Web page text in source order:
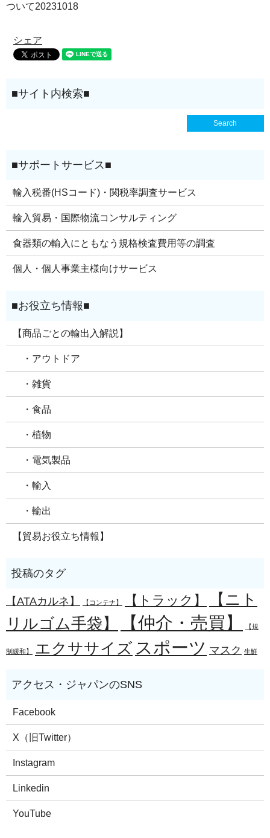
ついて20231018
シェア
輸入税番(HSコード)・関税率調査サービス
輸入貿易・国際物流コンサルティング
食器類の輸入にともなう規格検査費用等の調査
個人・個人事業主様向けサービス
【商品ごとの輸出入解説】
・アウトドア
・雑貨
・食品
・植物
・電気製品
・輸入
・輸出
【貿易お役立ち情報】
【ATAカルネ】 【コンテナ】 【トラック】
【ニト
リルゴム手袋】
【仲介・売買】 【規
制緩和】 エクササイズ スポーツ マスク 生鮮
Facebook
X（旧Twitter）
Instagram
Linkedin
YouTube